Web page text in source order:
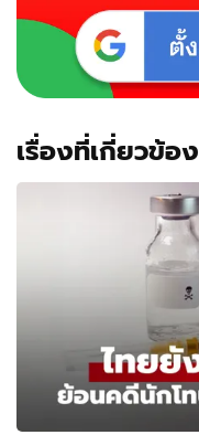
เรื่องที่เกี่ยวข้อง